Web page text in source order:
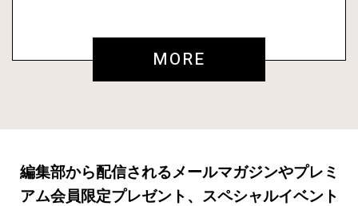
MORE
編集部から配信されるメールマガジンやプレミ
アム会員限定プレゼント、スペシャルイベント